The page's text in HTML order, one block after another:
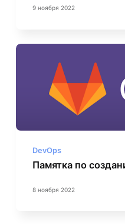
9 ноября 2022
DevOps
Памятка по
8 ноября 2022